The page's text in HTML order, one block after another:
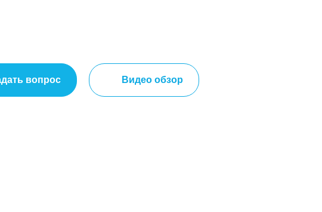
вопрос Видео обзор